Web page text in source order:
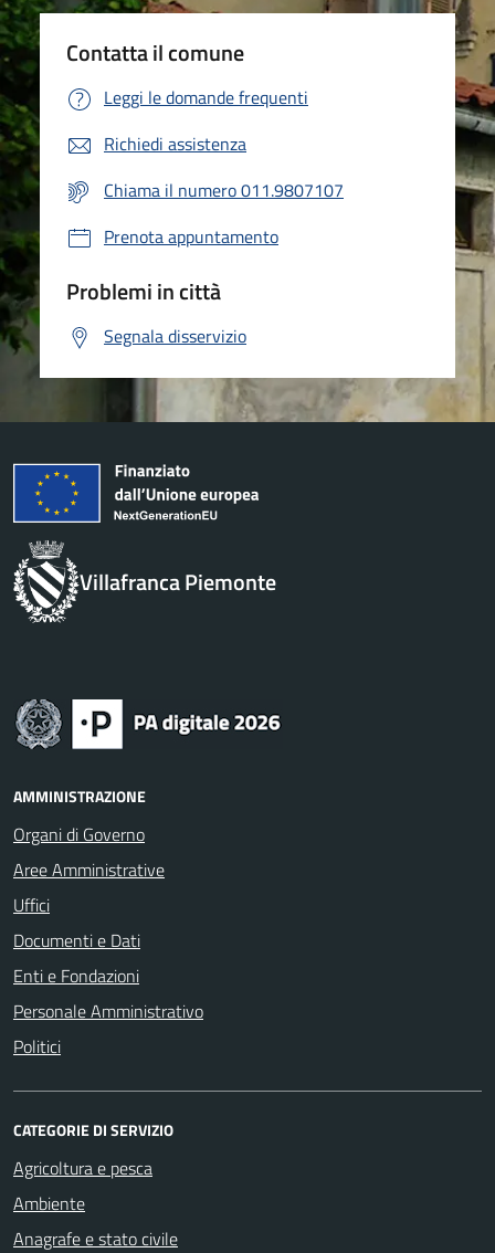
Contatta il comune
Leggi le domande frequenti
Richiedi assistenza
Chiama il numero 011.9807107
Prenota appuntamento
Problemi in città
Segnala disservizio
Villafranca Piemonte
AMMINISTRAZIONE
Organi di Governo
Aree Amministrative
Uffici
Documenti e Dati
Enti e Fondazioni
Personale Amministrativo
Politici
CATEGORIE DI SERVIZIO
Agricoltura e pesca
Ambiente
Anagrafe e stato civile